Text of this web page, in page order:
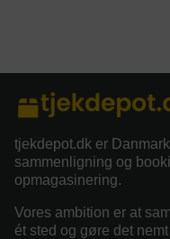
tjekdepot.dk er
sammenligning og
opmagasinering.
Vores ambition er at
ét sted og gøre det